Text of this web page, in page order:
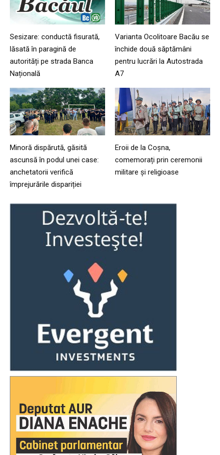
Sesizare: conductă fisurată,
lăsată în paragină de
autorități pe strada Banca
Națională
Varianta Ocolitoare Bacău se
închide două săptămâni
pentru lucrări la Autostrada
A7
Minoră dispărută, găsită
ascunsă în podul unei case:
anchetatorii verifică
împrejurările dispariției
Eroii de la Coșna,
comemorați prin ceremonii
militare și religioase